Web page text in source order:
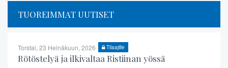
TUOREIMMAT UUTISET
Torstai, 23 Heinäkuun, 2026 Tilaajille
Rötöstelyä ja ilkivaltaa Ristiinan yössä